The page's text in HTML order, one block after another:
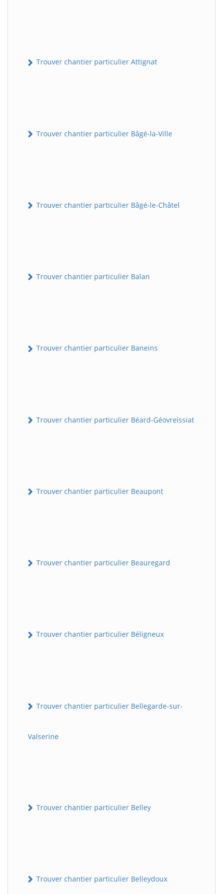
Trouver chantier particulier Attignat
Trouver chantier particulier Bâgé-la-Ville
Trouver chantier particulier Bâgé-le-Châtel
Trouver chantier particulier Balan
Trouver chantier particulier Baneins
Trouver chantier particulier Béard-Géovreissiat
Trouver chantier particulier Beaupont
Trouver chantier particulier Beauregard
Trouver chantier particulier Béligneux
Trouver chantier particulier Bellegarde-sur-
Valserine
Trouver chantier particulier Belley
Trouver chantier particulier Belleydoux